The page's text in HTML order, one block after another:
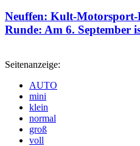
Neuffen: Kult-Motorsport-
Runde: Am 6. September
Seitenanzeige:
AUTO
mini
klein
normal
groß
voll